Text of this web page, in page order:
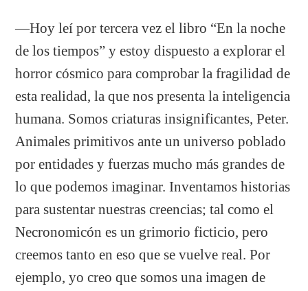
―Hoy leí por tercera vez el libro “En la noche
de los tiempos” y estoy dispuesto a explorar el
horror cósmico para comprobar la fragilidad de
esta realidad, la que nos presenta la inteligencia
humana. Somos criaturas insignificantes, Peter.
Animales primitivos ante un universo poblado
por entidades y fuerzas mucho más grandes de
lo que podemos imaginar. Inventamos historias
para sustentar nuestras creencias; tal como el
Necronomicón es un grimorio ficticio, pero
creemos tanto en eso que se vuelve real. Por
ejemplo, yo creo que somos una imagen de